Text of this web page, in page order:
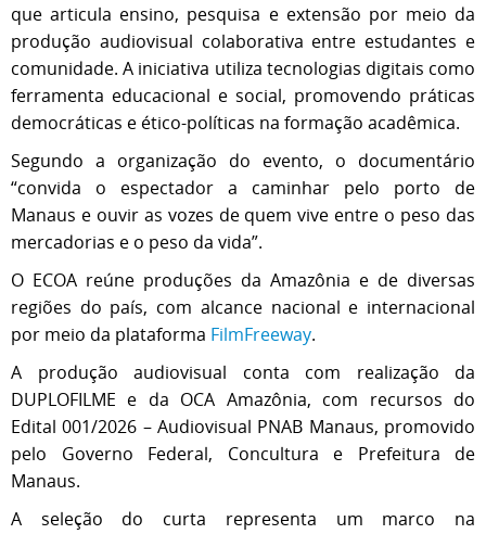
que articula ensino, pesquisa e extensão por meio da
produção audiovisual colaborativa entre estudantes e
comunidade. A iniciativa utiliza tecnologias digitais como
ferramenta educacional e social, promovendo práticas
democráticas e ético-políticas na formação acadêmica.
Segundo a organização do evento, o documentário
“convida o espectador a caminhar pelo porto de
Manaus e ouvir as vozes de quem vive entre o peso das
mercadorias e o peso da vida”.
O ECOA reúne produções da Amazônia e de diversas
regiões do país, com alcance nacional e internacional
por meio da plataforma FilmFreeway.
A produção audiovisual conta com realização da
DUPLOFILME e da OCA Amazônia, com recursos do
Edital 001/2026 – Audiovisual PNAB Manaus, promovido
pelo Governo Federal, Concultura e Prefeitura de
Manaus.
A seleção do curta representa um marco na